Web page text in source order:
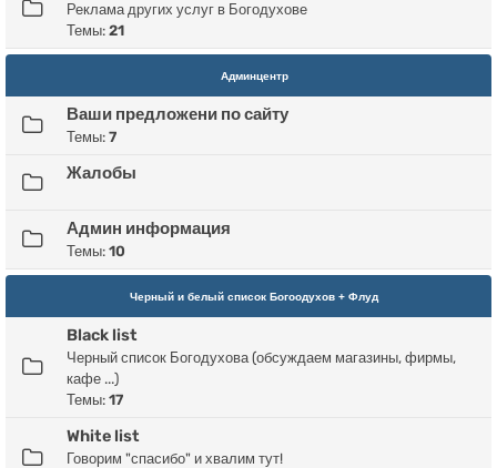
Реклама других услуг в Богодухове
Темы: 21
Админцентр
Ваши предложени по сайту
Темы: 7
Жалобы
Админ информация
Темы: 10
Черный и белый список Богоодухов + Флуд
Black list
Черный список Богодухова (обсуждаем магазины, фирмы,
кафе ...)
Темы: 17
White list
Говорим "спасибо" и хвалим тут!